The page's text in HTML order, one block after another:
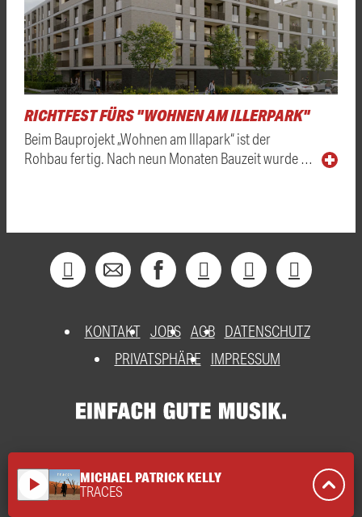
RICHTFEST FÜRS "WOHNEN AM ILLERPARK"
Beim Bauprojekt „Wohnen am Illapark“ ist der
Rohbau fertig. Nach neun Monaten Bauzeit wurde …
KONTAKT JOBS AGB DATENSCHUTZ
PRIVATSPHÄRE
IMPRESSUM
play_arrow MICHAEL PATRICK KELLY
TRACES